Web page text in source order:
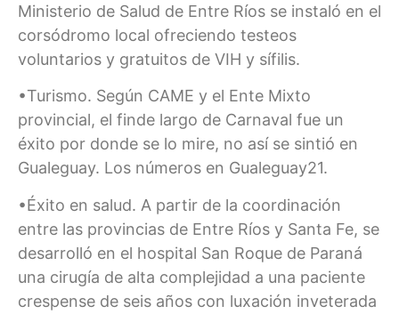
Ministerio de Salud de Entre Ríos se instaló en el
corsódromo local ofreciendo testeos
voluntarios y gratuitos de VIH y sífilis.
•Turismo. Según CAME y el Ente Mixto
provincial, el finde largo de Carnaval fue un
éxito por donde se lo mire, no así se sintió en
Gualeguay. Los números en Gualeguay21.
•Éxito en salud. A partir de la coordinación
entre las provincias de Entre Ríos y Santa Fe, se
desarrolló en el hospital San Roque de Paraná
una cirugía de alta complejidad a una paciente
crespense de seis años con luxación inveterada